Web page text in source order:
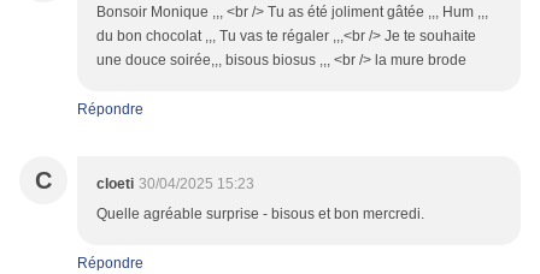
Bonsoir Monique ,,, <br /> Tu as été joliment gâtée ,,, Hum ,,,
du bon chocolat ,,, Tu vas te régaler ,,,<br /> Je te souhaite
une douce soirée,,, bisous biosus ,,, <br /> la mure brode
Répondre
C cloeti 30/04/2025 15:23
Quelle agréable surprise - bisous et bon mercredi.
Répondre